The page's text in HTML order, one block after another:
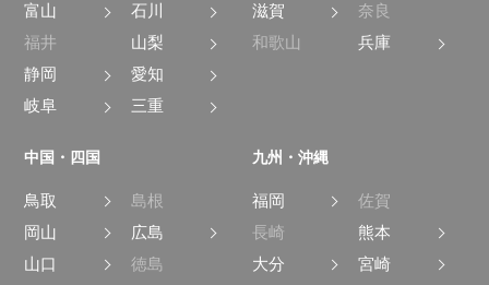
富山
石川
福井
山梨
静岡
愛知
岐阜
三重
滋賀
奈良
和歌山
兵庫
中国・四国
鳥取
島根
岡山
広島
山口
徳島
九州・沖縄
福岡
佐賀
長崎
熊本
大分
宮崎